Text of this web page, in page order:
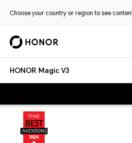
Choose your country or region to see
HONOR Magic V3